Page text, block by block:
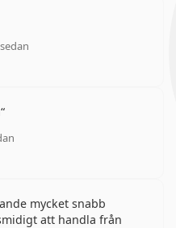
av 5
av 5
mycket snabb
att handla från